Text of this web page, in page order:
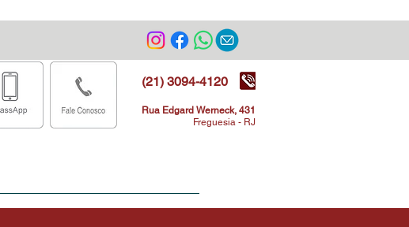
(21) 3094-4120
Rua Edgard Werneck, 431
Freguesia - RJ